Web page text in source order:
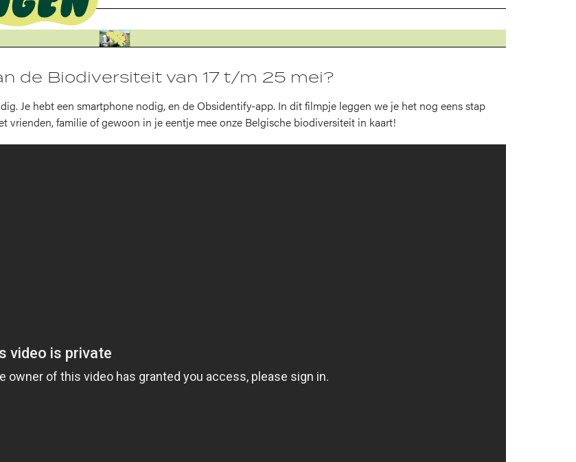
de Biodiversiteit van 17 t/m 25 mei?
Je hebt een smartphone nodig, en de Obsidentify-app. In dit filmpje leggen we je het nog eens stap
vrienden, familie of gewoon in je eentje mee onze Belgische biodiversiteit in kaart!